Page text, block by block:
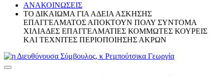
ΑΝΑΚΟΙΝΩΣΕΙΣ
ΤΟ ΔΙΚΑΙΩΜΑ ΓΙΑ ΑΔΕΙΑ ΑΣΚΗΣΗΣ
ΕΠΑΓΓΕΛΜΑΤΟΣ ΑΠΟΚΤΟΥΝ ΠΟΛΥ ΣΥΝΤΟΜΑ
ΧΙΛΙΑΔΕΣ ΕΠΑΓΓΕΛΜΑΤΙΕΣ ΚΟΜΜΩΤΕΣ ΚΟΥΡΕΙΣ
ΚΑΙ ΤΕΧΝΙΤΕΣ ΠΕΡΙΟΠΟΙΗΣΗΣ ΑΚΡΩΝ